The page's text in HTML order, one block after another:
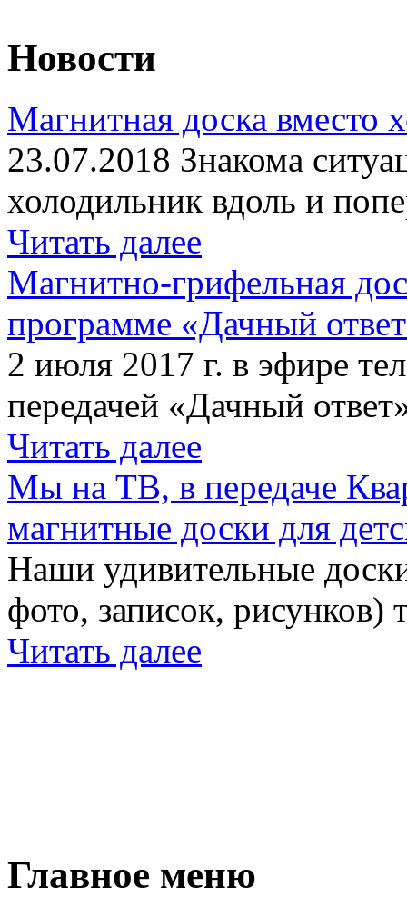
Новости
Магнитная доска вместо
23.07.2018 Знакома
холодильник вдоль и
Читать далее
Магнитно-грифельная
программе «Дачный
2 июля 2017 г. в эфире
передачей «Дачный
Читать далее
Мы на ТВ, в передаче
магнитные доски для
Наши удивительные
фото, записок,
Читать далее
Главное меню